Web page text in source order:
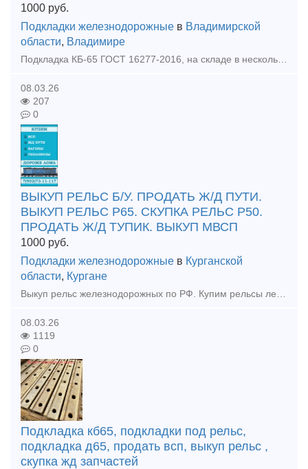
1000 руб.
Подкладки железнодорожные в Владимирской
области, Владимире
Подкладка КБ-65 ГОСТ 16277-2016, на складе в нескольких вариантах: новая, б/у, восстановленная. Доставка по России, или на самовывоз, с нашего склада. Звоните и размещайте вашу заявку: к.т.+7(90
08.03.26
207
0
ВЫКУП РЕЛЬС Б/У. ПРОДАТЬ Ж/Д ПУТИ.
ВЫКУП РЕЛЬС Р65. СКУПКА РЕЛЬС Р50.
ПРОДАТЬ Ж/Д ТУПИК. ВЫКУП МВСП
1000 руб.
Подкладки железнодорожные в Курганской
области, Кургане
Выкуп рельс железнодорожных по РФ. Купим рельсы лежалые, Гос резерв, б/у. Купим материалы верхнего строения пути. ВЫКУП ТЕПЛОВОЗОВ ТЭМ. ТГМ. ТГК ПРОДАТЬ ЖД ЗАПЧАСТИ МОЖНО У НАС. 89527311
08.03.26
1119
0
Подкладка кб65, подкладки под рельс,
подкладка д65, продать всп, выкуп рельс ,
скупка жд запчастей